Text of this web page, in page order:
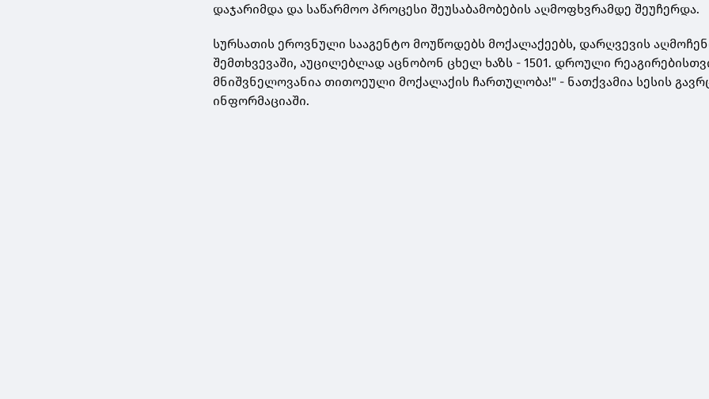
დაჯარიმდა და საწარმოო პროცესი შეუსაბამობების აღმოფხვრამდე შეუჩერდა.
სურსათის ეროვნული სააგენტო მოუწოდებს მოქალაქეებს, დარღვევის
შემთხვევაში, აუცილებლად აცნობონ ცხელ ხაზს - 1501. დროული
მნიშვნელოვანია თითოეული მოქალაქის ჩართულობა!" - ნათქვამია სესის
ინფორმაციაში.